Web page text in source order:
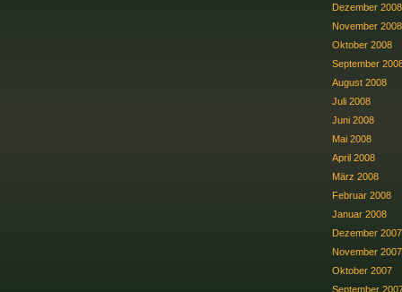
Dezember 2008
November 2008
Oktober 2008
September
August 2008
Juli 2008
Juni 2008
Mai 2008
April 2008
März 2008
Februar 2008
Januar 2008
Dezember 2007
November 2007
Oktober 2007
September